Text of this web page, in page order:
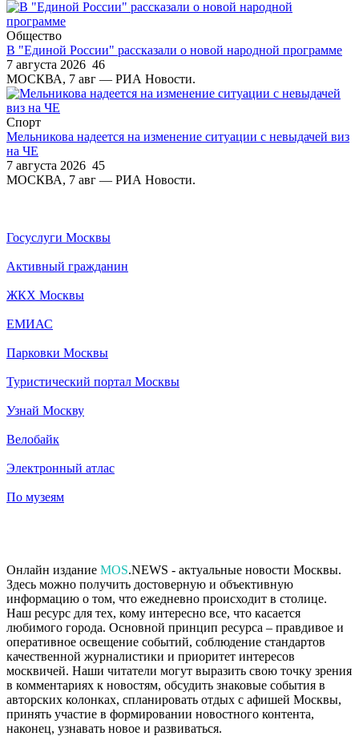
Общество
В "Единой России" рассказали о новой народной программе
7 августа 2026 46
МОСКВА, 7 авг — РИА Новости.
Спорт
Мельникова надеется на изменение ситуации с невыдачей виз
на ЧЕ
7 августа 2026 45
МОСКВА, 7 авг — РИА Новости.
Госуслуги Москвы
Активный гражданин
ЖКХ Москвы
ЕМИАС
Парковки Москвы
Туристический портал Москвы
Узнай Москву
Велобайк
Электронный атлас
По музеям
Онлайн издание MOS.NEWS - актуальные новости Москвы.
Здесь можно получить достоверную и объективную
информацию о том, что ежедневно происходит в столице.
Наш ресурс для тех, кому интересно все, что касается
любимого города. Основной принцип ресурса – правдивое и
оперативное освещение событий, соблюдение стандартов
качественной журналистики и приоритет интересов
москвичей. Наши читатели могут выразить свою точку зрения
в комментариях к новостям, обсудить знаковые события в
авторских колонках, спланировать отдых с афишей Москвы,
принять участие в формировании новостного контента,
наконец, узнавать новое и развиваться.